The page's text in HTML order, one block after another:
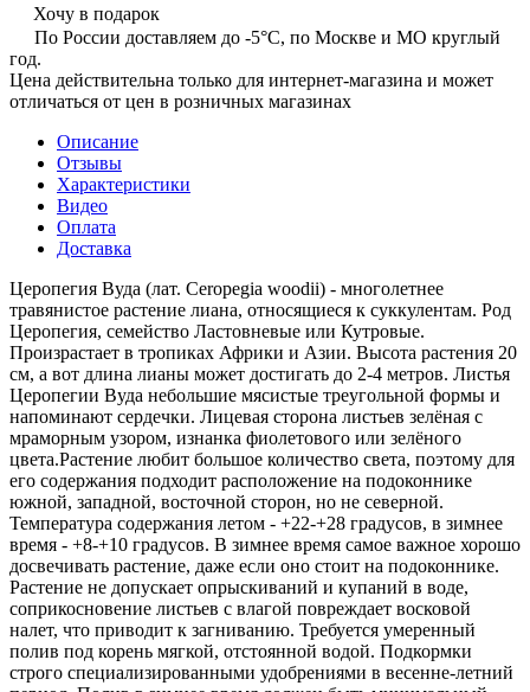
Хочу в подарок
По России доставляем до -5°C, по Москве и МО круглый
год.
Цена действительна только для интернет-магазина и может
отличаться от цен в розничных магазинах
Описание
Отзывы
Характеристики
Видео
Оплата
Доставка
Церопегия Вуда (лат. Ceropegia woodii) - многолетнее
травянистое растение лиана, относящиеся к суккулентам. Род
Церопегия, семейство Ластовневые или Кутровые.
Произрастает в тропиках Африки и Азии. Высота растения 20
см, а вот длина лианы может достигать до 2-4 метров. Листья
Церопегии Вуда небольшие мясистые треугольной формы и
напоминают сердечки. Лицевая сторона листьев зелёная с
мраморным узором, изнанка фиолетового или зелёного
цвета.Растение любит большое количество света, поэтому для
его содержания подходит расположение на подоконнике
южной, западной, восточной сторон, но не северной.
Температура содержания летом - +22-+28 градусов, в зимнее
время - +8-+10 градусов. В зимнее время самое важное хорошо
досвечивать растение, даже если оно стоит на подоконнике.
Растение не допускает опрыскиваний и купаний в воде,
соприкосновение листьев с влагой повреждает восковой
налет, что приводит к загниванию. Требуется умеренный
полив под корень мягкой, отстоянной водой. Подкормки
строго специализированными удобрениями в весенне-летний